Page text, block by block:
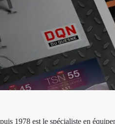
1978 est le spécialiste en